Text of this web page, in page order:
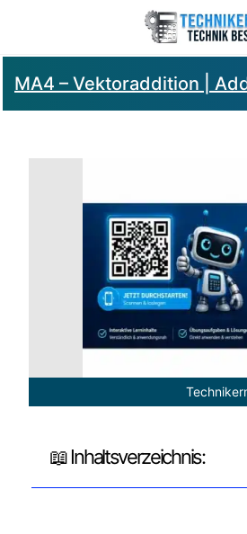
MA4 – Vektoraddition |
📖 Inhaltsverzeichnis: